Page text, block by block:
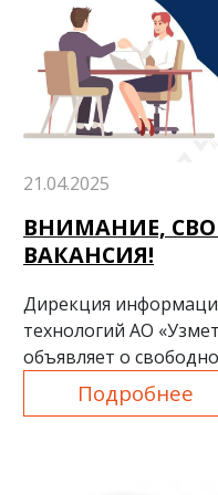
21.04.2025
ВНИМАНИЕ,
ВАКАНСИЯ!
Дирекция
технологий АО
объявляет о
начальника
и инфраструктуры.
Подробнее